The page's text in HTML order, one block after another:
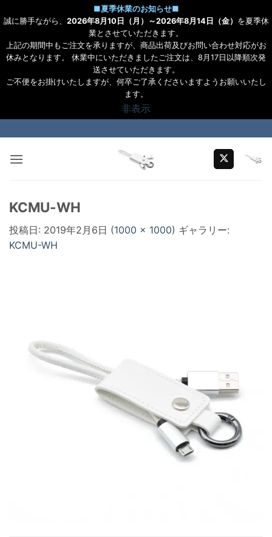
■夏季休業のお知らせ■
誠に勝手ながら、 2026年8月10日（月）～2026年8月14日（金） を夏季休
業とさせていただきます。
上記の期間中もご注文を承りますが、商品出荷及びお問い合わせ対応がお
休みとなります。 休業中にいただきましたご注文は、8月17日以降順次発
送させていただきます。
ご不便をお掛けいたしますが、何卒ご了承くださいますようお願いいたし
ます。
非表示
to
content
KCMU-WH
投稿日: 2019年2月6日 (1000 × 1000) ギャラリー:
KCMU-WH